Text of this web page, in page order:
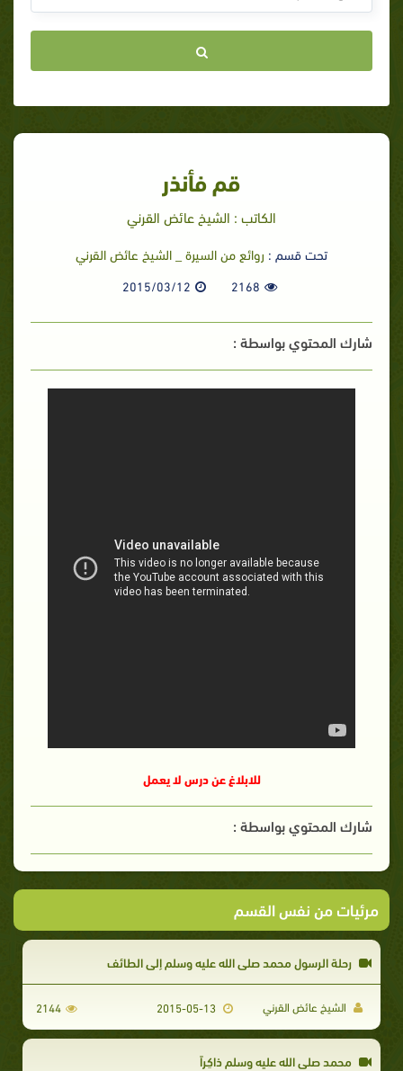
قم فأنذر
الكاتب : الشيخ عائض القرني
تحت قسم : روائع من السيرة _ الشيخ عائض القرني
2168
2015/03/12
شارك المحتوي بواسطة :
للابلاغ عن درس لا يعمل
شارك المحتوي بواسطة :
مرئيات من نفس القسم
رحلة الرسول محمد صلى الله عليه وسلم إلى الطائف
الشيخ عائض القرني 2144
محمد صلى الله عليه وسلم ذاكِراً